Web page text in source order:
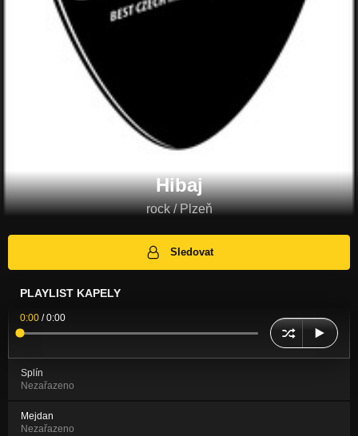
Hibaj
rock / Plzeň
Sledovat
PLAYLIST KAPELY
0:00 /0:00
Splín
Nezařazeno
Mejdan
Nezařazeno